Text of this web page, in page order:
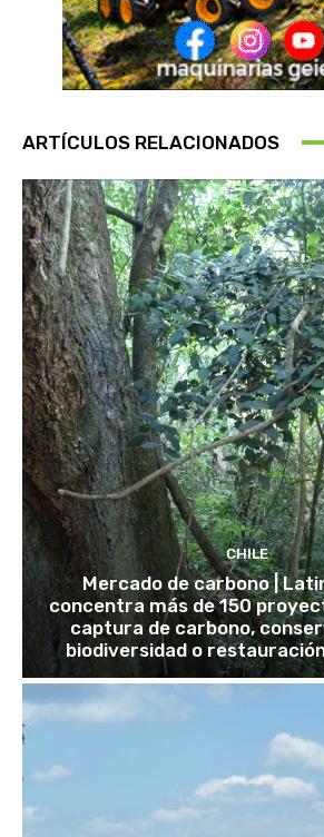
ARTÍCULOS RELACIONADOS
CHILE
Mercado de carbono |
concentra más de 150
captura de carbono,
biodiversidad o